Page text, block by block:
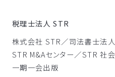
税理士法人 STR
株式会社 STR／司法書士法
STR M&Aセンター／STR 社
一期一会出版